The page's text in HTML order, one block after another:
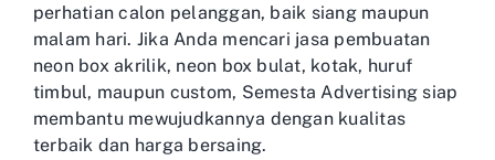
perhatian calon pelanggan, baik siang maupun
malam hari. Jika Anda mencari jasa pembuatan
neon box akrilik, neon box bulat, kotak, huruf
timbul, maupun custom, Semesta Advertising siap
membantu mewujudkannya dengan kualitas
terbaik dan harga bersaing.